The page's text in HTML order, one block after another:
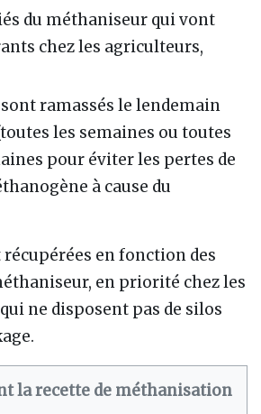
du méthaniseur qui vont
chez les agriculteurs,
ramassés le lendemain
les semaines ou toutes
pour éviter les pertes de
à cause du
récupérées en fonction des
en priorité chez les
ne disposent pas de silos
la recette de méthanisation